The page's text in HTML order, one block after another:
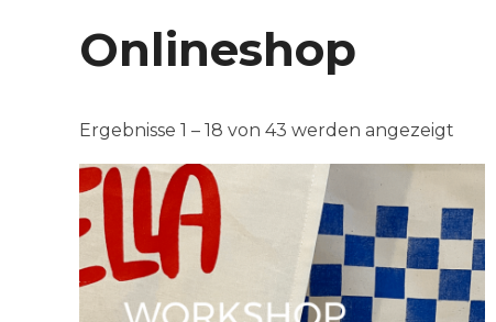
Onlineshop
Ergebnisse 1 – 18 von 43 werden angezeigt